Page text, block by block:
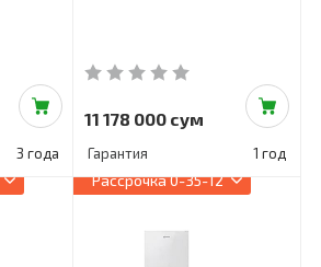
3 года
11 178 000 сум
Гарантия 1 год
Рассрочка0-35-12